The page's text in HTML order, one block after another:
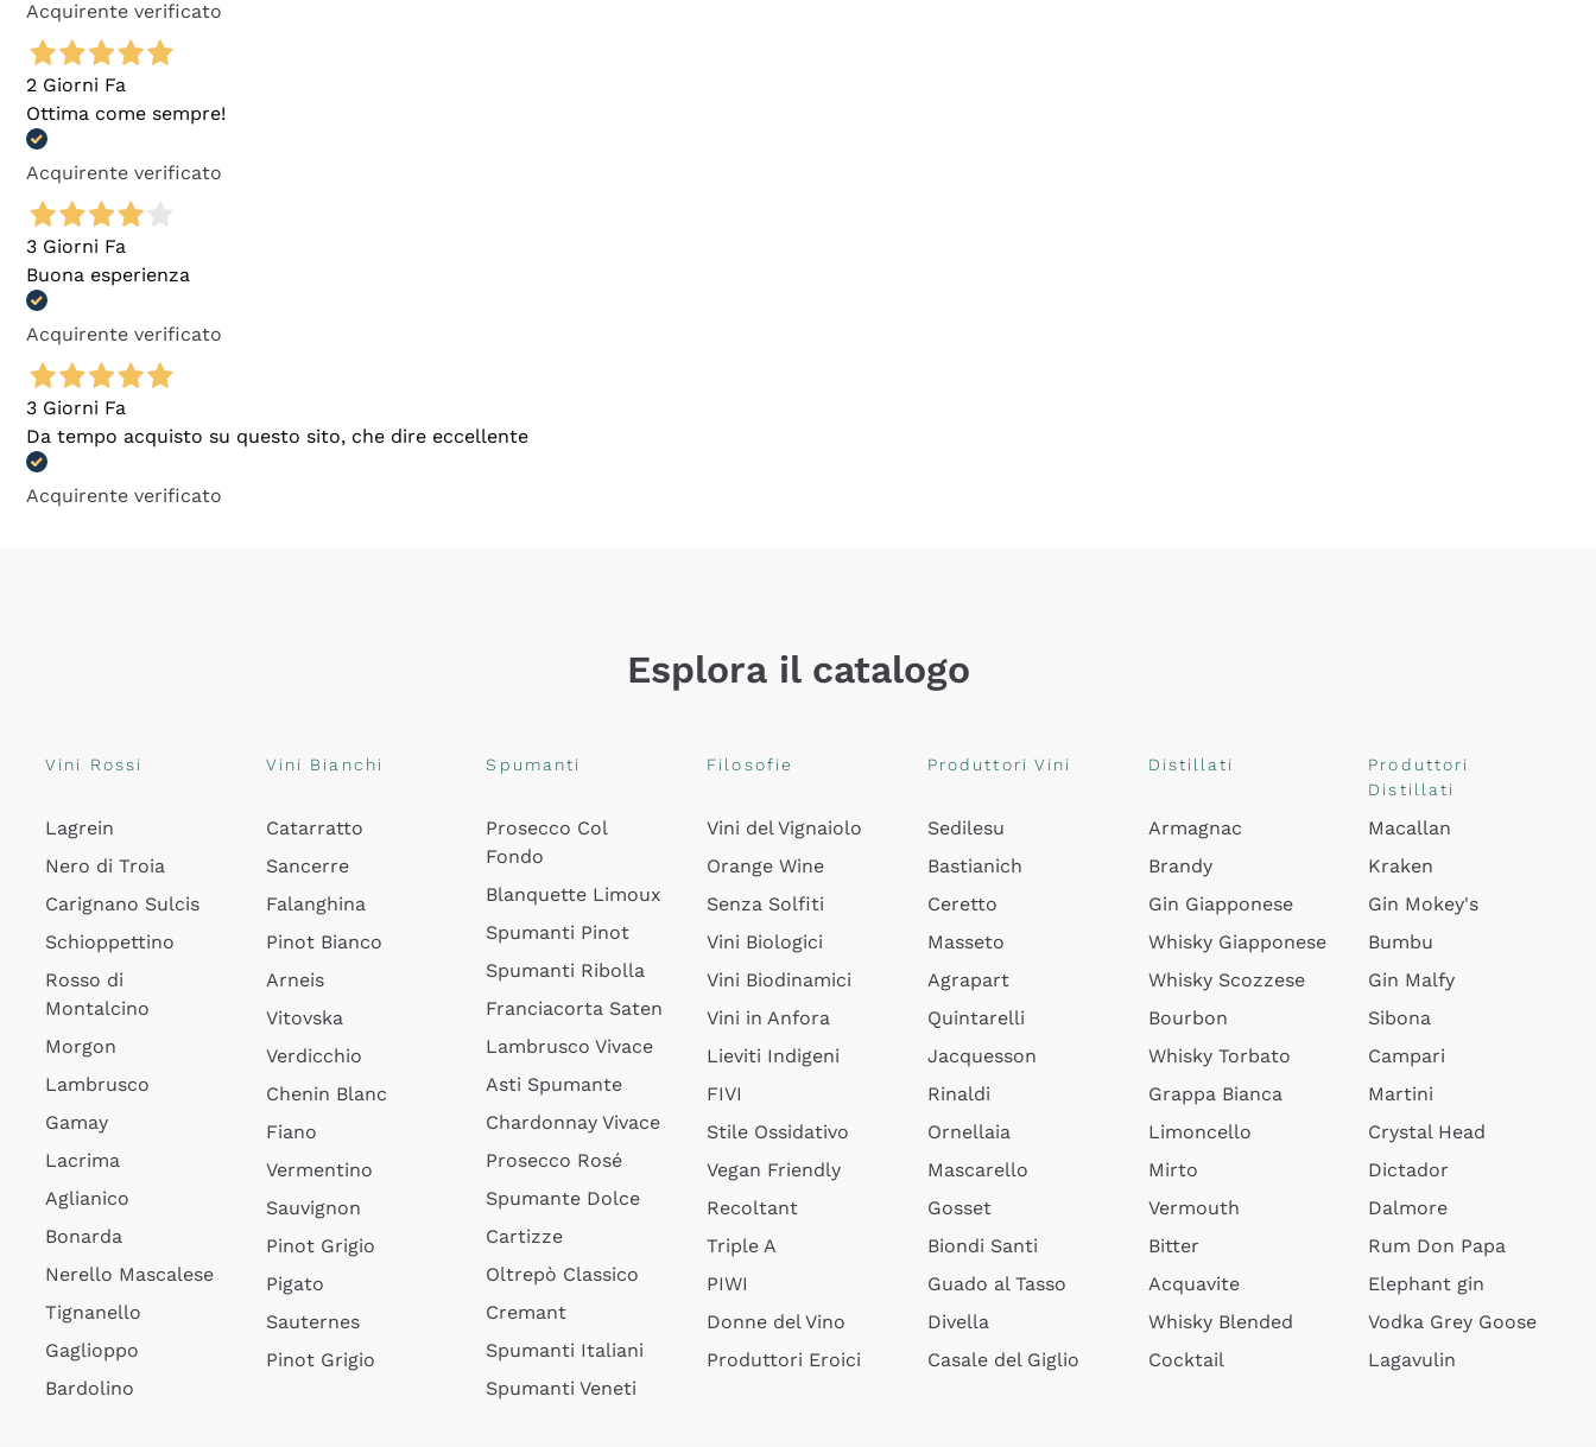
Acquirente verificato
2 Giorni Fa
Ottima come sempre!
Acquirente verificato
3 Giorni Fa
Buona esperienza
Acquirente verificato
3 Giorni Fa
Da tempo acquisto su questo sito, che dire eccellente
Acquirente verificato
Esplora il catalogo
Vini Rossi
Lagrein
Nero di Troia
Carignano Sulcis
Schioppettino
Rosso di
Montalcino
Morgon
Lambrusco
Gamay
Lacrima
Aglianico
Bonarda
Nerello Mascalese
Tignanello
Gaglioppo
Bardolino
Vini Bianchi
Catarratto
Sancerre
Falanghina
Pinot Bianco
Arneis
Vitovska
Verdicchio
Chenin Blanc
Fiano
Vermentino
Sauvignon
Pinot Grigio
Pigato
Sauternes
Pinot Grigio
Spumanti
Prosecco Col
Fondo
Blanquette Limoux
Spumanti Pinot
Spumanti Ribolla
Franciacorta Saten
Lambrusco Vivace
Asti Spumante
Chardonnay Vivace
Prosecco Rosé
Spumante Dolce
Cartizze
Oltrepò Classico
Cremant
Spumanti Italiani
Spumanti Veneti
Filosofie
Vini del Vignaiolo
Orange Wine
Senza Solfiti
Vini Biologici
Vini Biodinamici
Vini in Anfora
Lieviti Indigeni
FIVI
Stile Ossidativo
Vegan Friendly
Recoltant
Triple A
PIWI
Donne del Vino
Produttori Eroici
Produttori Vini
Sedilesu
Bastianich
Ceretto
Masseto
Agrapart
Quintarelli
Jacquesson
Rinaldi
Ornellaia
Mascarello
Gosset
Biondi Santi
Guado al Tasso
Divella
Casale del Giglio
Distillati
Armagnac
Brandy
Gin Giapponese
Whisky Giapponese
Whisky Scozzese
Bourbon
Whisky Torbato
Grappa Bianca
Limoncello
Mirto
Vermouth
Bitter
Acquavite
Whisky Blended
Cocktail
Produttori
Distillati
Macallan
Kraken
Gin Mokey's
Bumbu
Gin Malfy
Sibona
Campari
Martini
Crystal Head
Dictador
Dalmore
Rum Don Papa
Elephant gin
Vodka Grey Goose
Lagavulin